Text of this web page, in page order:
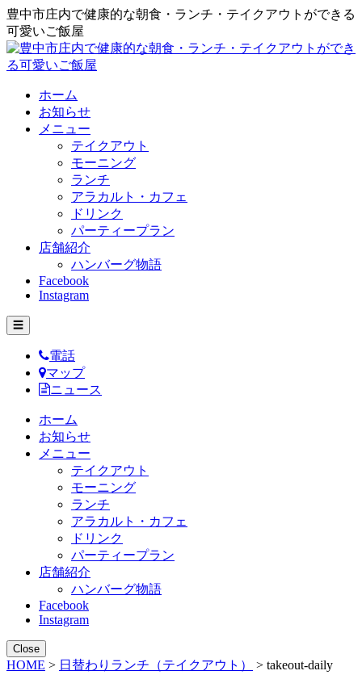
豊中市庄内で健康的な朝食・ランチ・テイクアウトができる
可愛いご飯屋
ホーム
お知らせ
メニュー
テイクアウト
モーニング
ランチ
アラカルト・カフェ
ドリンク
パーティープラン
店舗紹介
ハンバーグ物語
Facebook
Instagram
☰
電話
マップ
ニュース
ホーム
お知らせ
メニュー
テイクアウト
モーニング
ランチ
アラカルト・カフェ
ドリンク
パーティープラン
店舗紹介
ハンバーグ物語
Facebook
Instagram
Close
HOME > 日替わりランチ（テイクアウト） > takeout-daily